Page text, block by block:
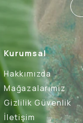
Kurumsal
Hakkımızda
Mağazalarımız
Gizlilik Güvenlik
İletişim